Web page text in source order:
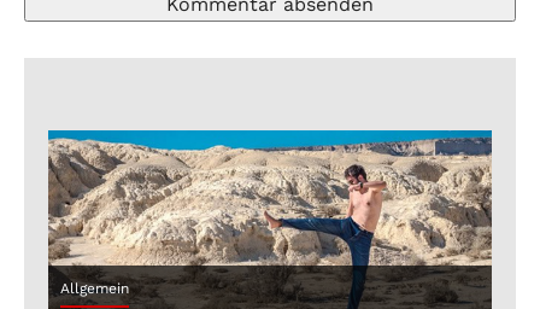
Allgemein